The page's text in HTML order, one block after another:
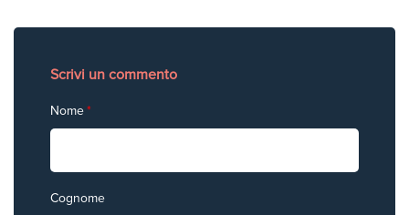
Scrivi un commento
Nome*
Cognome